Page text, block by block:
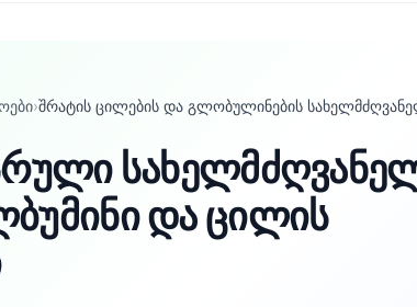
›შრატის ცილების და გლობულინების
და ცილის